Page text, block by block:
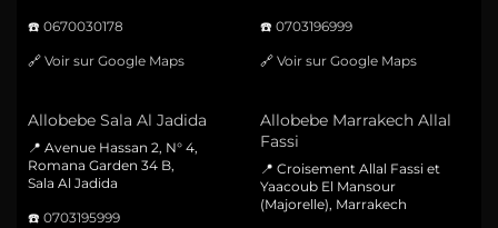
☎️ 0670030178
🔗 Voir sur Google Maps
☎️ 0703196999
🔗 Voir sur Google Maps
Allobebe Sala Al Jadida
📍 Avenue Hassan 2, N° 4,
Romana Garden 34 B,
Sala Al Jadida
☎️ 0703195999
Allobebe Marrakech Allal
Fassi
📍 Croisement Allal Fassi et
Yaacoub El Mansour
(Majorelle), Marrakech